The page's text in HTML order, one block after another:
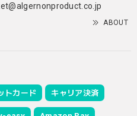
ABOUT
トカード キャリア決済